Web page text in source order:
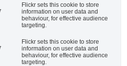
Flickr sets this cookie to store
information on user data and
behaviour, for effective audience
targeting.
Flickr sets this cookie to store
information on user data and
behaviour, for effective audience
targeting.